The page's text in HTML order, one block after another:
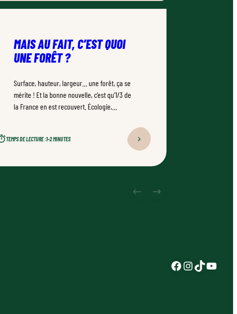
MAIS AU FAIT, C’EST QUOI
UNE FORÊT ?
Surface, hauteur, largeur… une forêt, ça se
mérite ! Et la bonne nouvelle, c’est qu’1/3 de
la France en est recouvert. Écologie,
TEMPS DE LECTURE :1–2 MINUTES
Facebook
Instagram
TikTok